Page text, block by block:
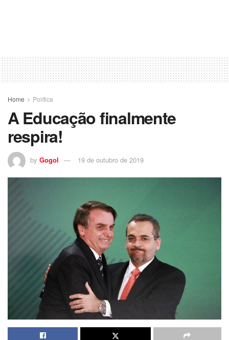
Home Política
A Educação finalmente
respira!
by Gogol 19 de outubro de 2019